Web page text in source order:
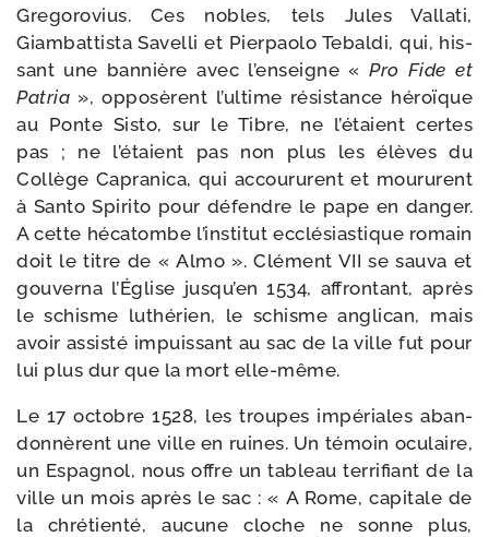
Gregorovius. Ces nobles, tels Jules Vallati,
Giambattista Savelli et Pierpaolo Tebaldi, qui, his­
sant une ban­nière avec l’en­seigne «Pro Fide et
Patria », oppo­sèrent l’ul­time résis­tance héroïque
au Ponte Sisto, sur le Tibre, ne l’é­taient certes
pas ; ne l’étaient pas non plus les élèves du
Collège Capranica, qui accou­rurent et mou­rurent
à Santo Spirito pour défendre le pape en dan­ger.
A cette héca­tombe l’ins­ti­tut ecclé­sias­tique romain
doit le titre de « Almo ». Clément VII se sau­va et
gou­ver­na l’Église jus­qu’en 1534, affron­tant, après
le schisme luthé­rien, le schisme angli­can, mais
avoir assis­té impuis­sant au sac de la ville fut pour
lui plus dur que la mort elle-même.
Le 17 octobre 1528, les troupes impé­riales aban­
don­nèrent une ville en ruines. Un témoin ocu­laire,
un Espagnol, nous offre un tableau ter­ri­fiant de la
ville un mois après le sac : « A Rome, capi­tale de
la chré­tien­té, aucune cloche ne sonne plus,